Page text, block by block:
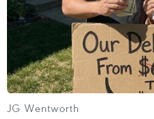
JG Wentworth